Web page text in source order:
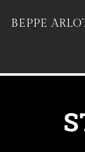
BEPPE